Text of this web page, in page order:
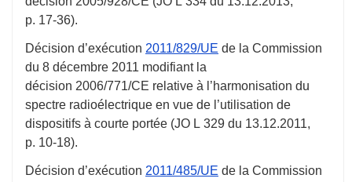
p. 17-36).
Décision d’exécution 2011/829/UE de la Commission
du 8 décembre 2011 modifiant la
décision 2006/771/CE relative à l’harmonisation du
spectre radioélectrique en vue de l’utilisation de
dispositifs à courte portée (JO L 329 du 13.12.2011,
p. 10-18).
Décision d’exécution 2011/485/UE de la Commission